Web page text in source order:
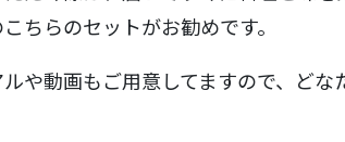
ちらのセットがお勧めです。
や動画もご用意してますので、ど